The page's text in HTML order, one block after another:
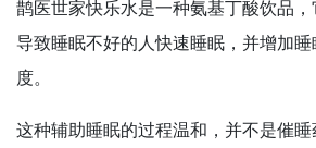
鹊医世家快乐水是一种氨基丁酸饮品
导致睡眠不好的人快速睡眠，并增加
度。
这种辅助睡眠的过程温和，并不是催